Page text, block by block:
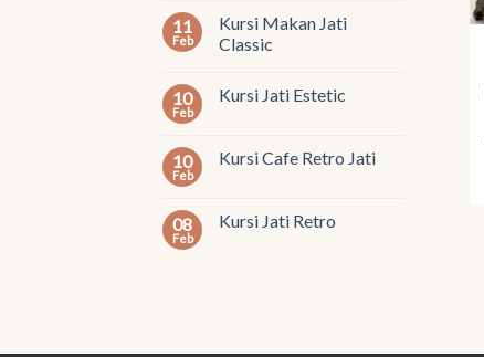
11
Feb
Kursi Makan Jati
Classic
10
Feb
Kursi Jati Estetic
10
Feb
Kursi Cafe Retro Jati
08
Feb
Kursi Jati Retro